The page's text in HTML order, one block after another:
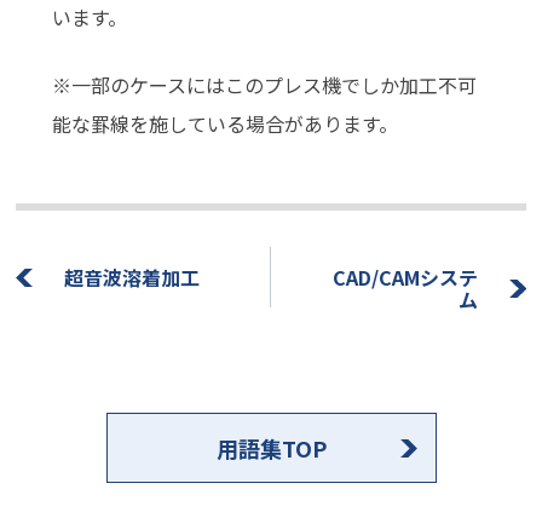
います。
※一部のケースにはこのプレス機でしか加工不可
能な罫線を施している場合があります。
超音波溶着加工 CAD/CAMシステ
ム
用語集TOP